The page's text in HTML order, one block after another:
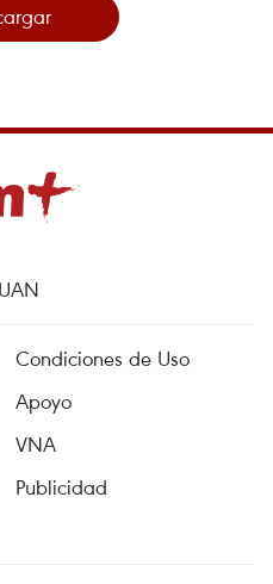
Condiciones de Uso
Apoyo
VNA
Publicidad